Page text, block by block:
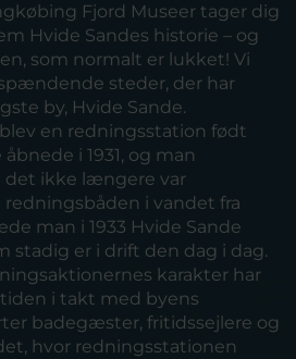
Fjord Museer tager dig
Hvide Sandes historie – og
som normalt er lukket! Vi
steder, der har
by, Hvide Sande.
en redningsstation født
i 1931, og man
det ikke længere var
i vandet fra
man i 1933 Hvide Sande
stadig er i drift den dag i dag.
karakter har
i takt med byens
badegæster, fritidssejlere og
hvor redningsstationen